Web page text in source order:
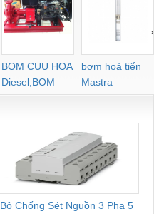
BOM CUU HOA
Diesel,BOM
CHUA CHAY
bơm hoả tiển
Mastra
›
Bộ Chống Sét Nguồn 3 Pha 5